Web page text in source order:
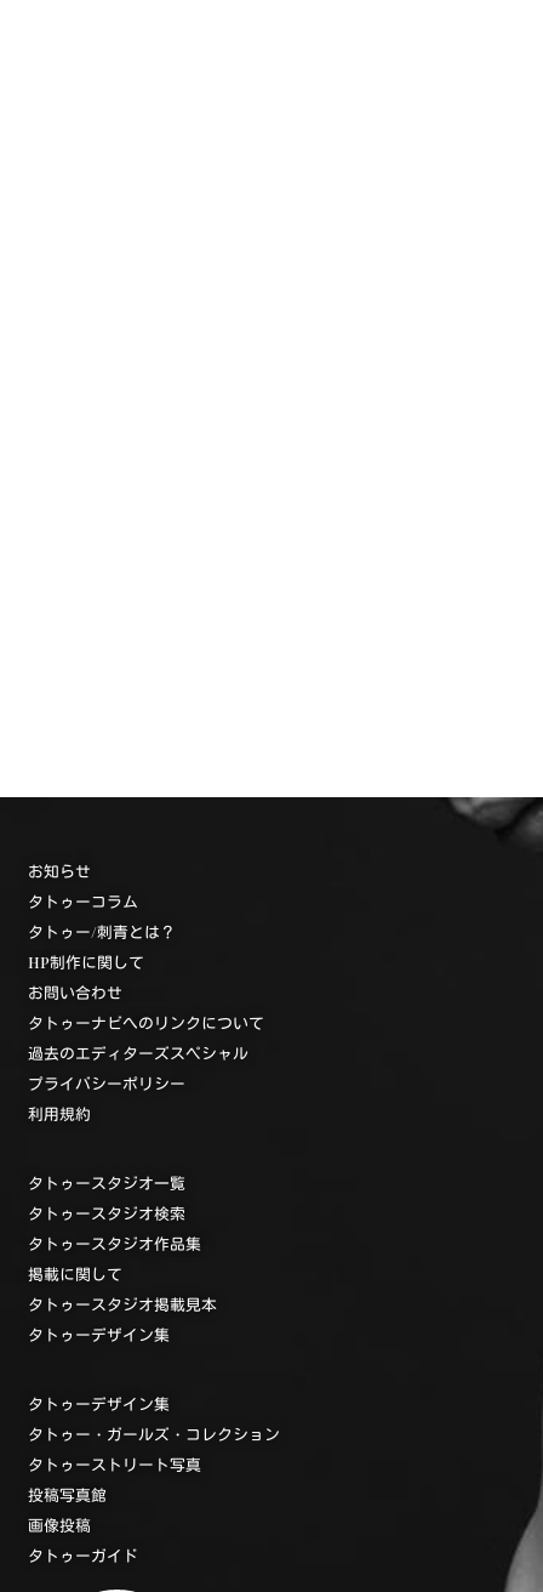
お知らせ
タトゥーコラム
タトゥー/刺青とは？
HP制作に関して
お問い合わせ
タトゥーナビへのリンクについて
過去のエディターズスペシャル
プライバシーポリシー
利用規約
タトゥースタジオ一覧
タトゥースタジオ検索
タトゥースタジオ作品集
掲載に関して
タトゥースタジオ掲載見本
タトゥーデザイン集
タトゥーデザイン集
タトゥー・ガールズ・コレクション
タトゥーストリート写真
投稿写真館
画像投稿
タトゥーガイド